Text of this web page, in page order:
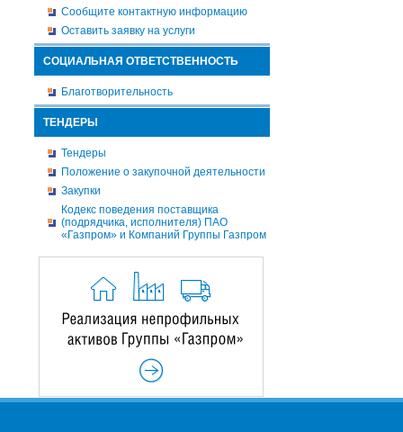
Сообщите контактную информацию
Оставить заявку на услуги
СОЦИАЛЬНАЯ ОТВЕТСТВЕННОСТЬ
Благотворительность
ТЕНДЕРЫ
Тендеры
Положение о закупочной деятельности
Закупки
Кодекс поведения поставщика
(подрядчика, исполнителя) ПАО
«Газпром» и Компаний Группы Газпром